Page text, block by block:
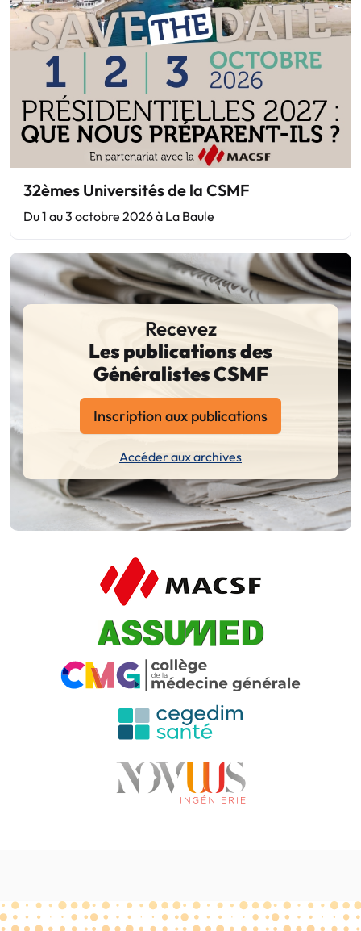
32èmes Universités de la CSMF
Du 1 au 3 octobre 2026 à La Baule
Recevez
Les publications des
Généralistes CSMF
Inscription aux publications
Accéder aux archives